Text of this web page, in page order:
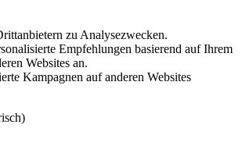
zu Analysezwecken.
Empfehlungen basierend auf Ihrem
Websites an.
Kampagnen auf anderen Websites